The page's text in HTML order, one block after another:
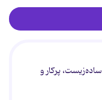
پرکار و